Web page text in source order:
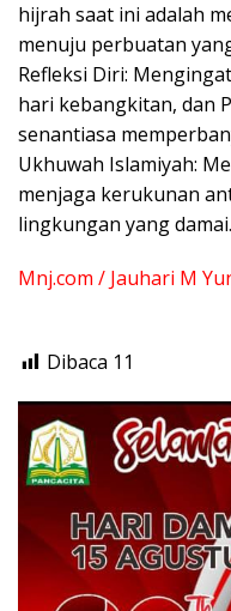
hijrah saat ini adalah
menuju perbuatan
​Refleksi Diri:
hari kebangkitan, dan
senantiasa
​Ukhuwah Islamiyah:
menjaga kerukunan
lingkungan yang damai.
Mnj.com / Jauhari M
Dibaca 11